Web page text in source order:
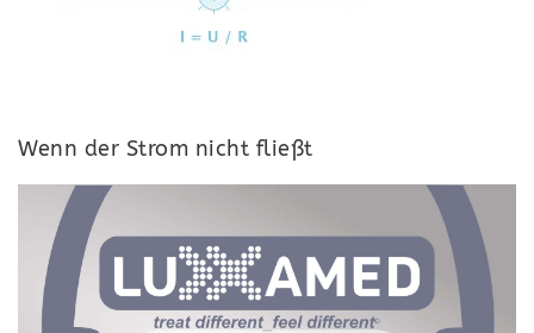
Wenn der Strom nicht fließt